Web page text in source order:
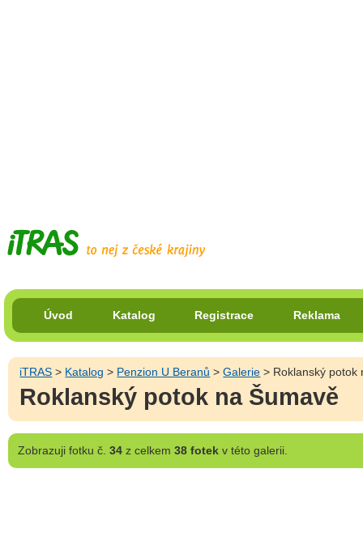
Úvod Katalog Registrace Reklama
iTRAS > Katalog > Penzion U Beranů >Galerie > Roklanský potok
Roklanský potok na Šumavě
Zobrazujifotku č. 34z celkem 38 fotekv této galerii.